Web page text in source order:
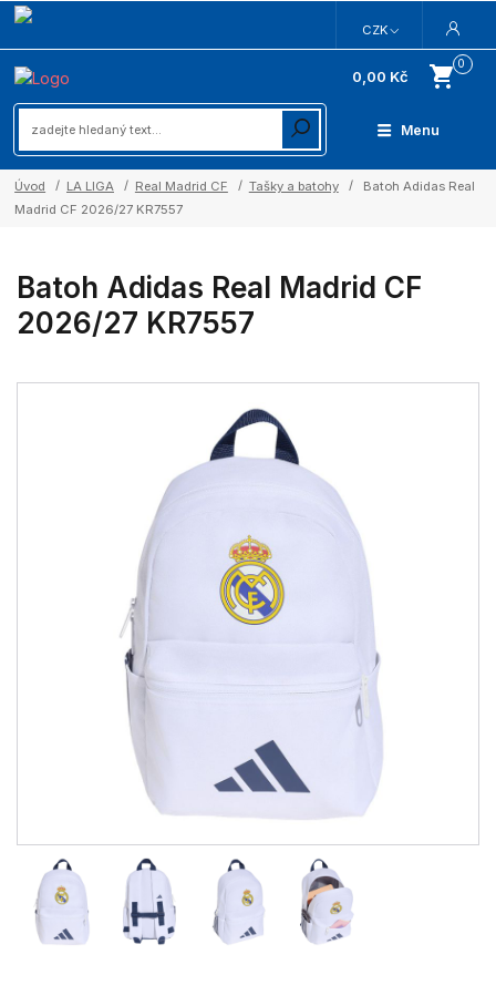
Menu
CZK
0
0,00 Kč
Úvod LA LIGA Real Madrid CF Tašky a batohy
Batoh Adidas Real
Madrid CF 2026/27 KR7557
Batoh Adidas Real Madrid CF
2026/27 KR7557